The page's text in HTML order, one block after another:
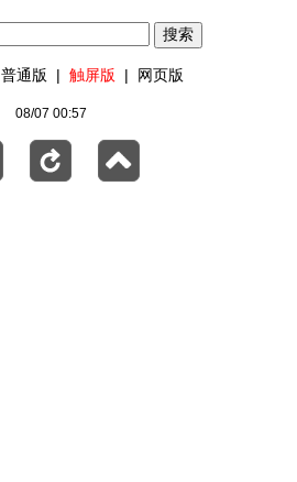
普通版 | 触屏版 | 网页版
08/07 00:57